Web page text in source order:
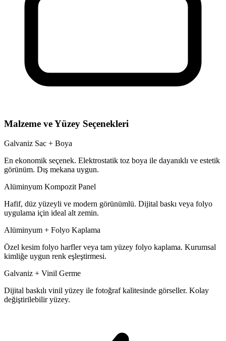
Malzeme ve Yüzey Seçenekleri
Galvaniz Sac + Boya
En ekonomik seçenek. Elektrostatik toz boya ile dayanıklı ve estetik
görünüm. Dış mekana uygun.
Alüminyum Kompozit Panel
Hafif, düz yüzeyli ve modern görünümlü. Dijital baskı veya folyo
uygulama için ideal alt zemin.
Alüminyum + Folyo Kaplama
Özel kesim folyo harfler veya tam yüzey folyo kaplama. Kurumsal
kimliğe uygun renk eşleştirmesi.
Galvaniz + Vinil Germe
Dijital baskılı vinil yüzey ile fotoğraf kalitesinde görseller. Kolay
değiştirilebilir yüzey.